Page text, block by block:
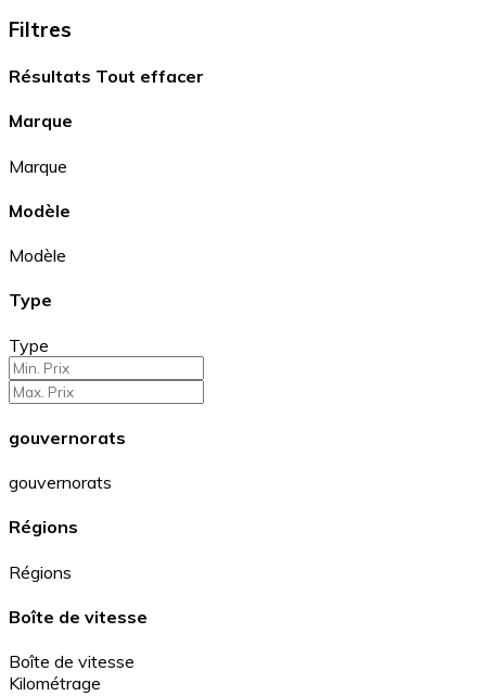
Filtres
Résultats Tout effacer
Marque
Marque
Modèle
Modèle
Type
Type
gouvernorats
gouvernorats
Régions
Régions
Boîte de vitesse
Boîte de vitesse
Kilométrage